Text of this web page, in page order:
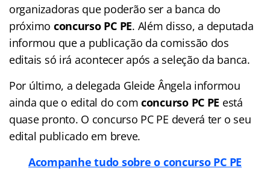
organizadoras que poderão ser a banca do
próximo concurso PC PE. Além disso, a deputada
informou que a publicação da comissão dos
editais só irá acontecer após a seleção da banca.
Por último, a delegada Gleide Ângela informou
ainda que o edital do com concurso PC PE está
quase pronto. O concurso PC PE deverá ter o seu
edital publicado em breve.
Acompanhe tudo sobre o concurso PC PE